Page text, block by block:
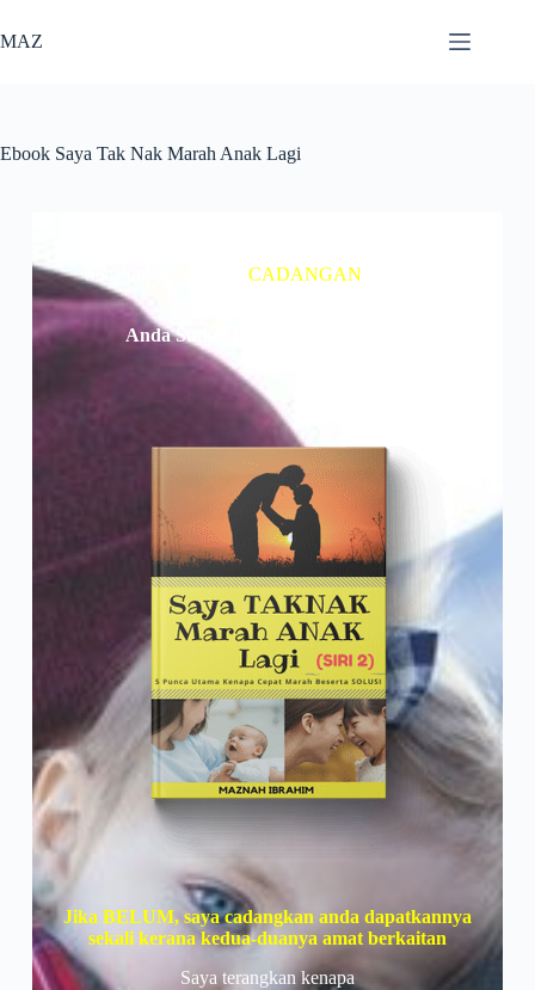
MAZ
Ebook Saya Tak Nak Marah Anak Lagi
Sebelum itu saya ada CADANGAN
Anda Sudah Dapatkan Ebook Ini?
Jika BELUM, saya cadangkan anda dapatkannya
sekali kerana kedua-duanya amat berkaitan
Saya terangkan kenapa